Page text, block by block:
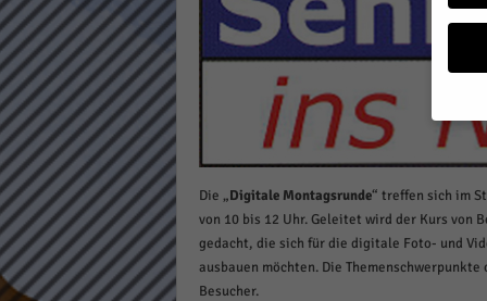
Die „Digitale Montagsrunde“ treffen sich im
von 10 bis 12 Uhr. Geleitet wird der Kurs von
gedacht, die sich für die digitale Foto- und
ausbauen möchten. Die
Besucher.
Wir
sind
B.